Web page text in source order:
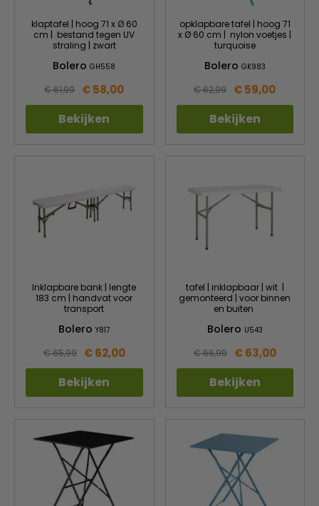
klaptafel | hoog 71 x Ø 60
cm | bestand tegen UV
straling | zwart
BoleroGH558
€ 61,99 € 58,00
Bekijken
opklapbare tafel | hoog 71
x Ø 60 cm | nylon voetjes |
turquoise
Bolero GK983
€ 62,99 € 59,00
Bekijken
Inklapbare bank | lengte
183 cm | handvat voor
transport
BoleroY817
€ 65,99 € 62,00
Bekijken
tafel | inklapbaar | wit |
gemonteerd | voor binnen
en buiten
Bolero U543
€ 66,99 € 63,00
Bekijken